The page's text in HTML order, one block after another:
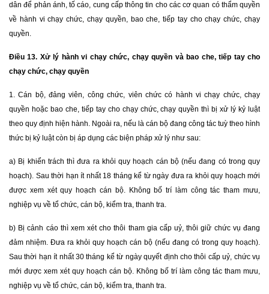
dân để phản ánh, tố cáo, cung cấp thông tin cho các cơ quan có thẩm quyền
về hành vi chạy chức, chạy quyền, bao che, tiếp tay cho chạy chức, chạy
quyền.
Điều 13. Xử lý hành vi chạy chức, chạy quyền và bao che, tiếp tay cho
chạy chức, chạy quyền
1. Cán bộ, đảng viên, công chức, viên chức có hành vi chạy chức, chạy
quyền hoặc bao che, tiếp tay cho chạy chức, chạy quyền thì bị xử lý kỷ luật
theo quy định hiện hành. Ngoài ra, nếu là cán bộ đang công tác tuỳ theo hình
thức bị kỷ luật còn bị áp dụng các biện pháp xử lý như sau:
a) Bị khiển trách thì đưa ra khỏi quy hoạch cán bộ (nếu đang có trong quy
hoạch). Sau thời hạn ít nhất 18 tháng kể từ ngày đưa ra khỏi quy hoạch mới
được xem xét quy hoạch cán bộ. Không bố trí làm công tác tham mưu,
nghiệp vụ về tổ chức, cán bộ, kiểm tra, thanh tra.
b) Bị cảnh cáo thì xem xét cho thôi tham gia cấp uỷ, thôi giữ chức vụ đang
đảm nhiệm. Đưa ra khỏi quy hoạch cán bộ (nếu đang có trong quy hoạch).
Sau thời hạn ít nhất 30 tháng kể từ ngày quyết định cho thôi cấp uỷ, chức vụ
mới được xem xét quy hoạch cán bộ. Không bố trí làm công tác tham mưu,
nghiệp vụ về tổ chức, cán bộ, kiểm tra, thanh tra.